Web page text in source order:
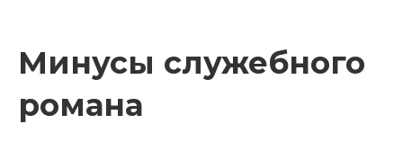
Минусы служебного
романа